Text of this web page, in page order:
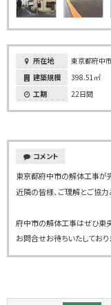
所在地
東京都府中
建築規模
398.51㎡
工期
22日間
コメント
東京都府中市の解体工事が
近隣の皆様、ご理解とご協力
府中市の解体工事はぜひ東
お問合せお待ちいたしており